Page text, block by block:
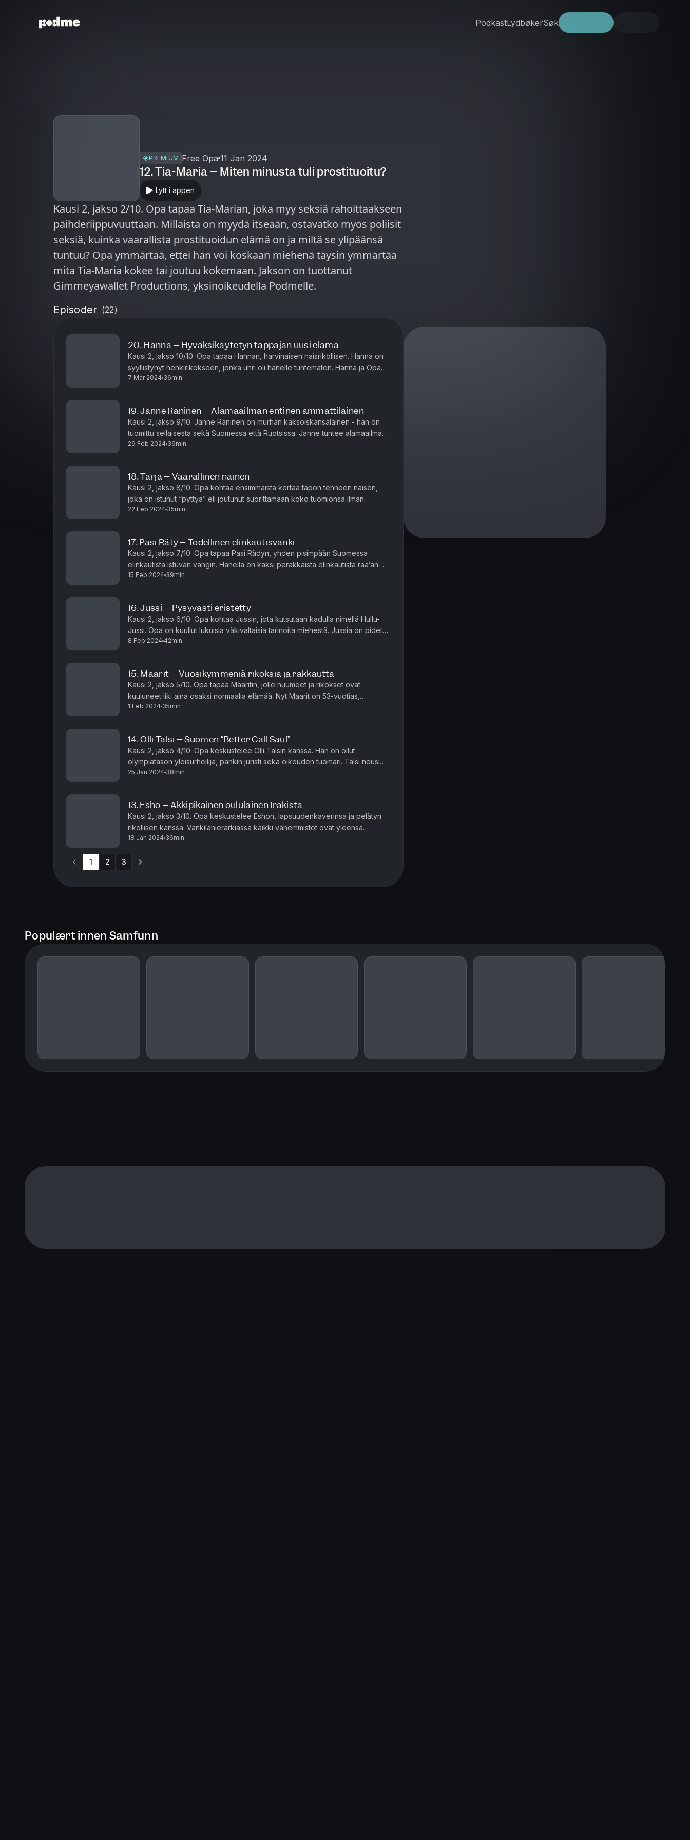
PodkastLydbøkerSøk
PREMIUM Free Opa 11 Jan 2024
12. Tia-Maria – Miten minusta tuli prostituoitu?
Lytt i appen
Kausi 2, jakso 2/10. Opa tapaa Tia-Marian, joka myy seksiä rahoittaakseen
päihderiippuvuuttaan. Millaista on myydä itseään, ostavatko myös poliisit
seksiä, kuinka vaarallista prostituoidun elämä on ja miltä se ylipäänsä
tuntuu? Opa ymmärtää, ettei hän voi koskaan miehenä täysin ymmärtää
mitä Tia-Maria kokee tai joutuu kokemaan. Jakson on tuottanut
Gimmeyawallet Productions, yksinoikeudella Podmelle.
Episoder (22)
20. Hanna – Hyväksikäytetyn tappajan uusi elämä
Kausi 2, jakso 10/10. Opa tapaa Hannan, harvinaisen naisrikollisen. Hanna on
syyllistynyt henkirikokseen, jonka uhri oli hänelle tuntematon. Hanna ja Opa
keskustelevat siitä, miten lapsuudesta asti ja...
7 Mar 2024 36min
19. Janne Raninen – Alamaailman entinen ammattilainen
Kausi 2, jakso 9/10. Janne Raninen on murhan kaksoiskansalainen - hän on
tuomittu sellaisesta sekä Suomessa että Ruotsissa. Janne tuntee alamaailman
raaimmillaan ja on ollut mukana synnyttämässä pohjo...
29 Feb 2024 36min
18. Tarja – Vaarallinen nainen
Kausi 2, jakso 8/10. Opa kohtaa ensimmäistä kertaa tapon tehneen naisen,
joka on istunut “pyttyä” eli joutunut suorittamaan koko tuomionsa ilman
liennytystä. Tarja tappoi seurueeseensa kuuluneen miehe...
22 Feb 2024 35min
17. Pasi Räty – Todellinen elinkautisvanki
Kausi 2, jakso 7/10. Opa tapaa Pasi Rädyn, yhden pisimpään Suomessa
elinkautista istuvan vangin. Hänellä on kaksi peräkkäistä elinkautista raa’an
väkivaltaisista ja mielivaltaisista murhista. Räty ker...
15 Feb 2024 39min
16. Jussi – Pysyvästi eristetty
Kausi 2, jakso 6/10. Opa kohtaa Jussin, jota kutsutaan kadulla nimellä Hullu-
Jussi. Opa on kuullut lukuisia väkivaltaisia tarinoita miehestä. Jussia on pidetty
eristyksissä vankilan bunkkerissa melkei...
8 Feb 2024 42min
15. Maarit – Vuosikymmeniä rikoksia ja rakkautta
Kausi 2, jakso 5/10. Opa tapaa Maaritin, jolle huumeet ja rikokset ovat
kuuluneet liki aina osaksi normaalia elämää. Nyt Maarit on 53-vuotias,
arvostettu ja jopa kuuluisa tekijä alamaailmassa. Naiset ...
1 Feb 2024 35min
14. Olli Talsi – Suomen “Better Call Saul”
Kausi 2, jakso 4/10. Opa keskustelee Olli Talsin kanssa. Hän on ollut
olympiatason yleisurheilija, pankin juristi sekä oikeuden tuomari. Talsi nousi
hiljattain otsikoihin isossa huumausainejutussa, jo...
25 Jan 2024 38min
13. Esho – Äkkipikainen oululainen Irakista
Kausi 2, jakso 3/10. Opa keskustelee Eshon, lapsuudenkaverinsa ja pelätyn
rikollisen kanssa. Vankilahierarkiassa kaikki vähemmistöt ovat yleensä
pohjasakkaa, mutta Esho on ensimmäisiä ulkomaalaistaust...
18 Jan 2024 36min
1 2 3
Populært innen Samfunn